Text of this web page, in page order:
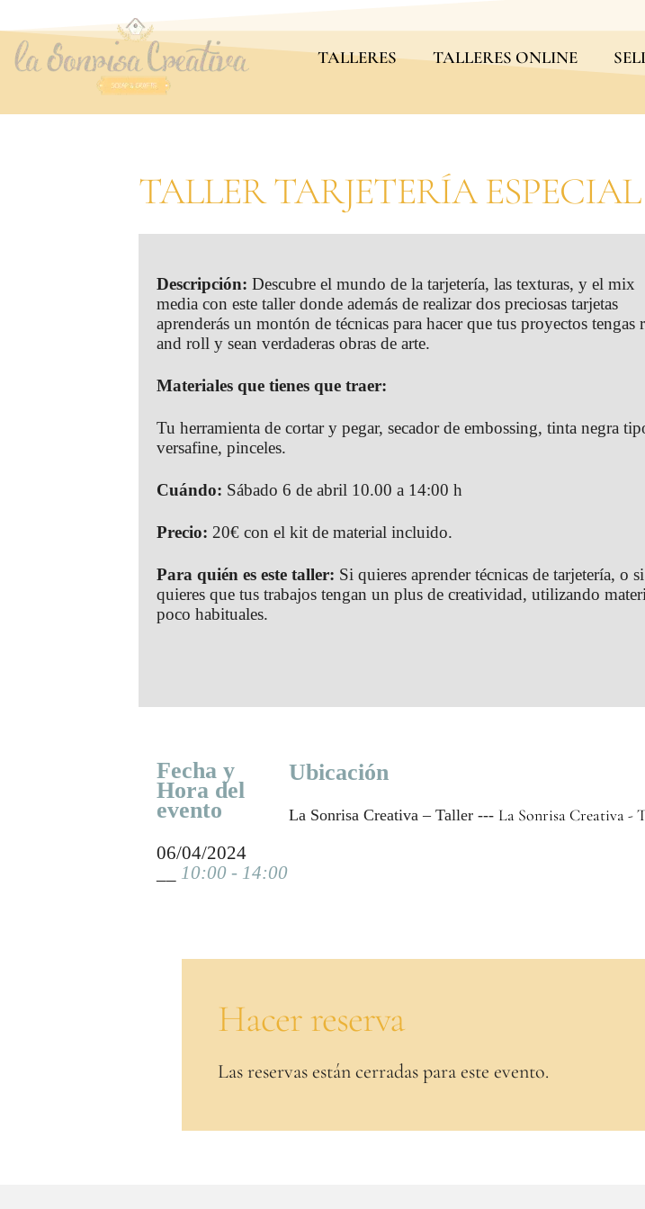
TALLERES TALLERES ONLINE
TALLER TARJETERÍA
Descripción:Descubre el mundo de la tarjetería, las texturas, y el mix
media con este taller donde además de realizar dos preciosas tarjetas
aprenderás un montón de técnicas para hacer que tus proyectos tengas
and roll y sean verdaderas obras de arte.
Materiales que tienes que traer:
Tu herramienta de cortar y pegar, secador de embossing, tinta negra
versafine, pinceles.
Cuándo: Sábado 6 de abril 10.00 a 14:00 h
Precio: 20€ con el kit de material incluido.
Para quién es este taller: Si quieres aprender técnicas de tarjetería, o si
quieres que tus trabajos tengan un plus de creatividad, utilizando
poco habituales.
Ubicación
La Sonrisa Creativa – Taller --- La Sonrisa Creativa -
Fecha y
Hora del
evento
06/04/2024
10:00 - 14:00
Hacer reserva
Las reservas están cerradas para este evento.